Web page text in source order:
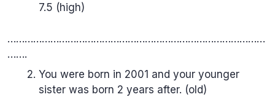
7.5 (high)
………………………………………………………………………………
…….
You were born in 2001 and your younger
sister was born 2 years after. (old)